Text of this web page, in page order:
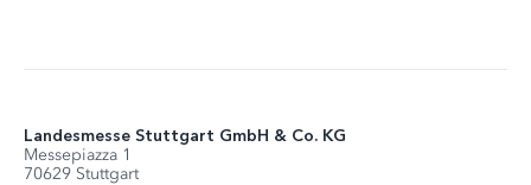
Landesmesse Stuttgart GmbH & Co. KG
Messepiazza 1
70629 Stuttgart